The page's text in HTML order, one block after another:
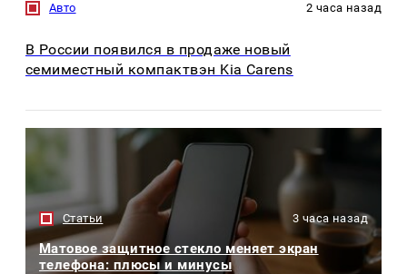
Авто 2 часа назад
В России появился в продаже новый
семиместный компактвэн Kia Carens
Статьи 3 часа назад
Матовое защитное стекло меняет экран
телефона: плюсы и минусы